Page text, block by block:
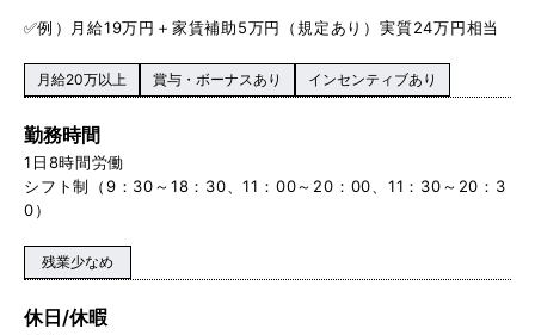
✅例）月給19万円＋家賃補助5万円（規定あり）実質24万円相当
月給20万以上 賞与・ボーナスあり インセンティブあり
勤務時間
1日8時間労働
シフト制（9：30～18：30、11：00～20：00、11：30～20：3
0）
残業少なめ
休日/休暇